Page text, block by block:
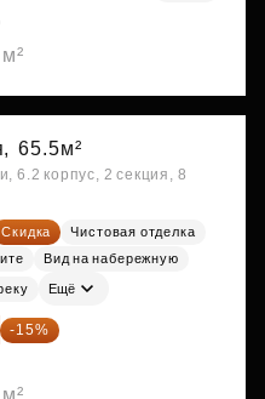
65.5м²
6.2 корпус, 2 секция, 8
Скидка
Чистовая отделка
Вид на набережную
Ещё
-15%